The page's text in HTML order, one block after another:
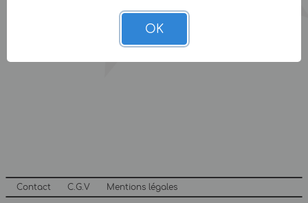
Contact C.G.V Mentions légales
OK